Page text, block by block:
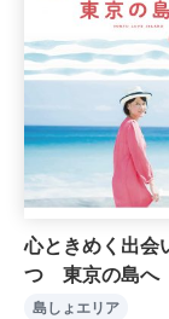
心ときめく出会
つ 東京の島へ
島しょエリア